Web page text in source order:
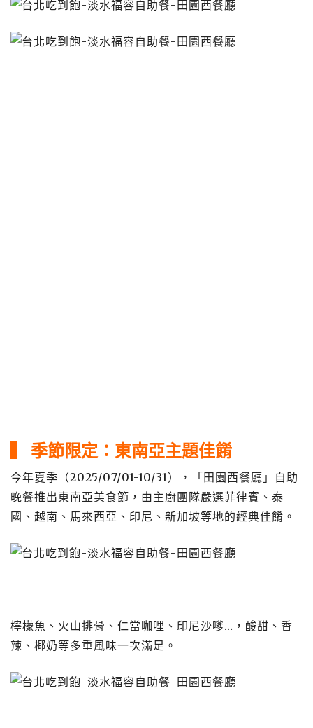
▍ 季節限定：東南亞主題佳餚
今年夏季（2025/07/01-10/31），「田園西餐廳」自助
晚餐推出東南亞美食節，由主廚團隊嚴選菲律賓、泰
國、越南、馬來西亞、印尼、新加坡等地的經典佳餚。
檸檬魚、火山排骨、仁當咖哩、印尼沙嗲…，酸甜、香
辣、椰奶等多重風味一次滿足。